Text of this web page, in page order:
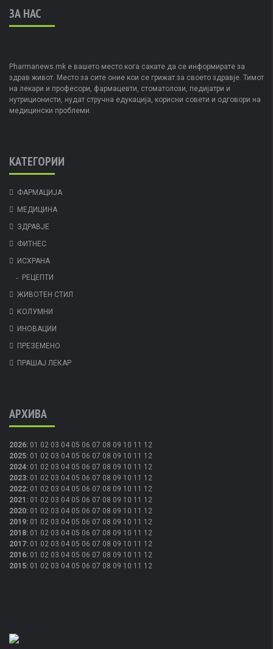
ЗА НАС
Pharmanews.mk е вашето место кога сакате да се информирате за
здрав живот. Место за сите оние кои се грижат за своето здравје. Тимот
на лекари и професори, фармацевти, стоматолози, педијатри и
нутриционисти, нудат стручна едукација, корисни совети и одговори на
медицински проблеми.
КАТЕГОРИИ
ФАРМАЦИЈА
МЕДИЦИНА
ЗДРАВЈЕ
ФИТНЕС
ИСХРАНА
РЕЦЕПТИ
ЖИВОТЕН СТИЛ
КОЛУМНИ
ИНОВАЦИИ
ПРЕЗЕМЕНО
ПРАШАЈ ЛЕКАР
АРХИВА
2026: 01 02 03 04 05 06 07 08 09 10 11 12
2025: 01 02 03 04 05 06 07 08 09 10 11 12
2024: 01 02 03 04 05 06 07 08 09 10 11 12
2023: 01 02 03 04 05 06 07 08 09 10 11 12
2022: 01 02 03 04 05 06 07 08 09 10 11 12
2021 : 01 02 03 04 05 06 07 08 09 10 11 12
2020: 01 02 03 04 05 06 07 08 09 10 11 12
2019: 01 02 03 04 05 06 07 08 09 10 11 12
2018: 01 02 03 04 05 06 07 08 09 10 11 12
2017: 01 02 03 04 05 06 07 08 09 10 11 12
2016: 01 02 03 04 05 06 07 08 09 10 11 12
2015: 01 02 03 04 05 06 07 08 09 10 11 12